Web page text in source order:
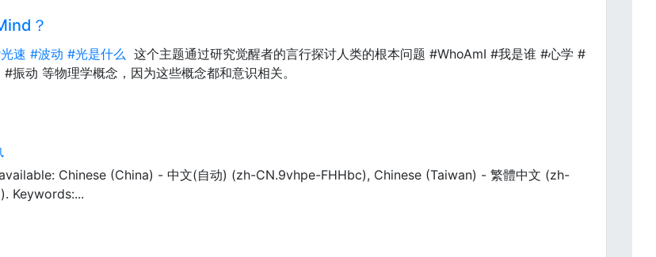
？
速 #波动 #光是什么 这个主题通过研究觉醒者的言行探讨人类的根本问题 #WhoAmI #我是谁 #心学 #
动 等物理学概念，因为这些概念都和意识相关。
Chinese (China) - 中文(自动) (zh-CN.9vhpe-FHHbc), Chinese (Taiwan) - 繁體中文 (zh-
Keywords:...